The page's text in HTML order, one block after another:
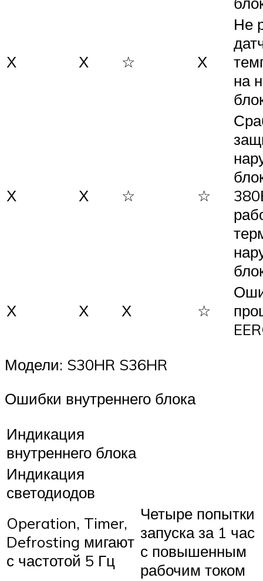
Х Х ☆ Х
Не
на
Х Х ☆ ☆
Х Х Х ☆
Модели: S30HR S36HR
Ошибки внутреннего блока
Индикация
внутреннего блока
Индикация
светодиодов
Operation, Timer,
Defrosting мигают
с частотой 5 Гц
Четыре попытки
запуска за 1 час
с повышенным
рабочим током